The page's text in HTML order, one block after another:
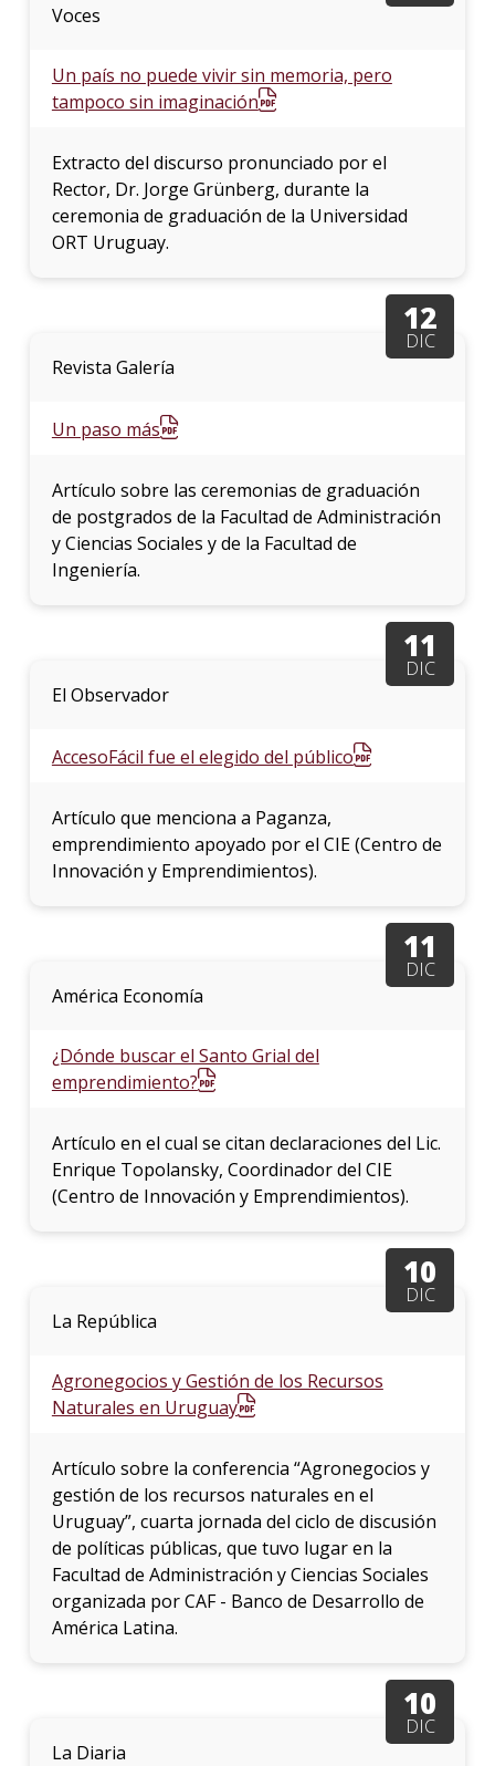
Voces
Un país no puede vivir sin memoria, pero
tampoco sin imaginación
Extracto del discurso pronunciado por el
Rector, Dr. Jorge Grünberg, durante la
ceremonia de graduación de la Universidad
ORT Uruguay.
12
DIC
Revista Galería
Un paso más
Artículo sobre las ceremonias de graduación
de postgrados de la Facultad de Administración
y Ciencias Sociales y de la Facultad de
Ingeniería.
11
DIC
El Observador
AccesoFácil fue el elegido del público
Artículo que menciona a Paganza,
emprendimiento apoyado por el CIE (Centro de
Innovación y Emprendimientos).
11
DIC
América Economía
¿Dónde buscar el Santo Grial del
emprendimiento?
Artículo en el cual se citan declaraciones del Lic.
Enrique Topolansky, Coordinador del CIE
(Centro de Innovación y Emprendimientos).
10
DIC
La República
Agronegocios y Gestión de los Recursos
Naturales en Uruguay
Artículo sobre la conferencia “Agronegocios y
gestión de los recursos naturales en el
Uruguay”, cuarta jornada del ciclo de discusión
de políticas públicas, que tuvo lugar en la
Facultad de Administración y Ciencias Sociales
organizada por CAF - Banco de Desarrollo de
América Latina.
10
DIC
La Diaria